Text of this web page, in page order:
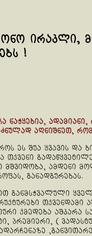
ირაკლი,
!
ნაჭყებია,
აღნიშნეთ,
ეს შუა ყვავის და
თქვენი
მშვიდობა,
განადგურებას.
განმსჭვალული
ქმედება აშკარა
პრემიერი, (